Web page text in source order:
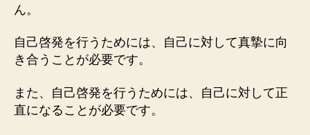
ん。
自己啓発を行うためには、自己に対して真摯に向
き合うことが必要です。
また、自己啓発を行うためには、自己に対して正
直になることが必要です。